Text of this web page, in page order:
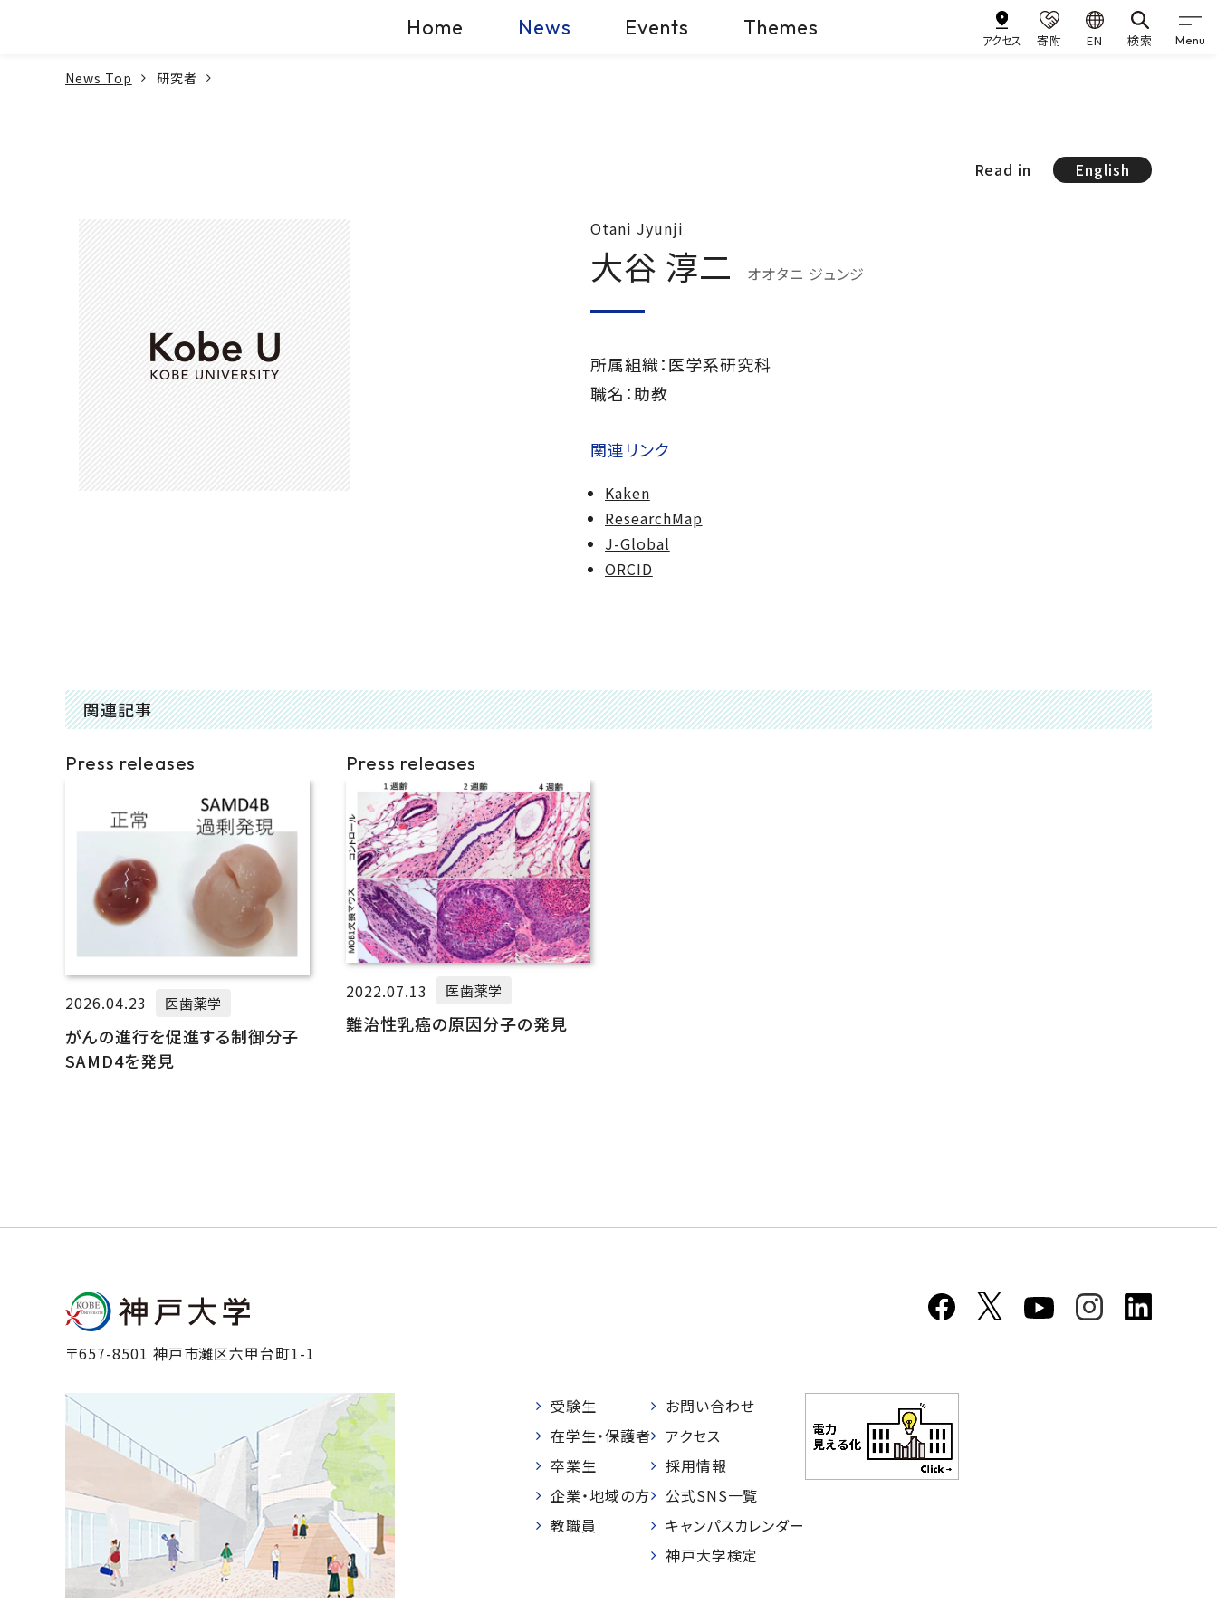
Home News Events Themes
アクセス 寄附 EN 検索 Menu
News Top 研究者
Read in English
Otani Jyunji
大谷 淳二 オオタニ ジュンジ
所属組織：医学系研究科
職名：助教
関連リンク
Kaken
ResearchMap
J-Global
ORCID
関連記事
Press releases
2026.04.23 医歯薬学
がんの進行を促進する制御分子
SAMD4を発見
Press releases
2022.07.13 医歯薬学
難治性乳癌の原因分子の発見
〒657-8501 神戸市灘区六甲台町1-1
受験生
在学生・保護者
卒業生
企業・地域の方
教職員
お問い合わせ
アクセス
採用情報
公式SNS一覧
キャンパスカレンダー
神戸大学検定